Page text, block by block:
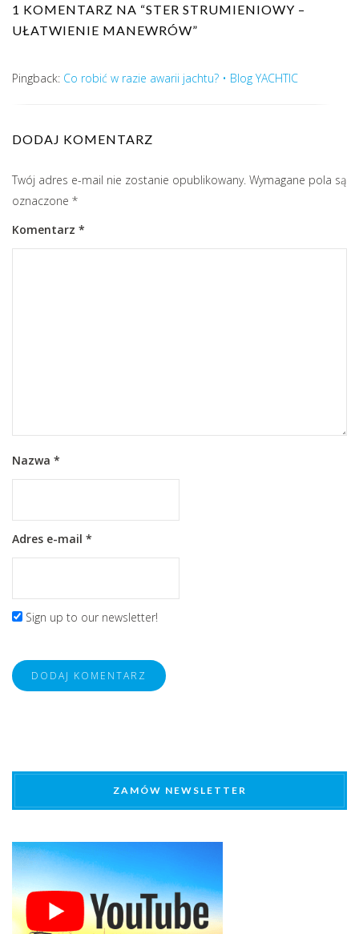
1 KOMENTARZ NA “STER STRUMIENIOWY –
UŁATWIENIE MANEWRÓW”
Pingback: Co robić w razie awarii jachtu? • Blog YACHTIC
DODAJ KOMENTARZ
Twój adres e-mail nie zostanie opublikowany. Wymagane pola są
oznaczone *
Komentarz *
Nazwa *
Adres e-mail *
Sign up to our newsletter!
ZAMÓW NEWSLETTER